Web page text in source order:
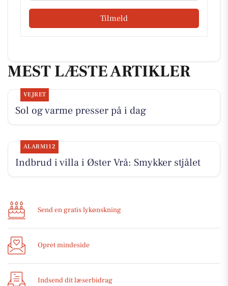
Tilmeld
MEST LÆSTE ARTIKLER
VEJRET
Sol og varme presser på i dag
ALARM112
Indbrud i villa i Øster Vrå: Smykker stjålet
Send en gratis lykønskning
Opret mindeside
Indsend dit læserbidrag